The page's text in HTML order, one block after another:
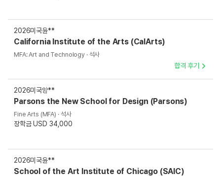
2026미국윤**
California Institute of the Arts (CalArts)
MFA: Art and Technology · 석사
합격 후기
2026미국양**
Parsons the New School for Design (Parsons)
Fine Arts (MFA) · 석사
장학금 USD 34,000
2026미국윤**
School of the Art Institute of Chicago (SAIC)